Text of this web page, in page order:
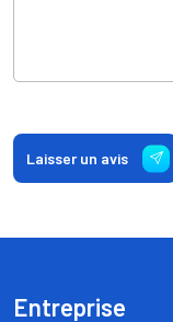
Laisser un avis
Entreprise